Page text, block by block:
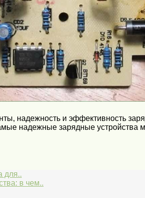
надежность и эффективность
надежные зарядные устройства
для..
в чем..